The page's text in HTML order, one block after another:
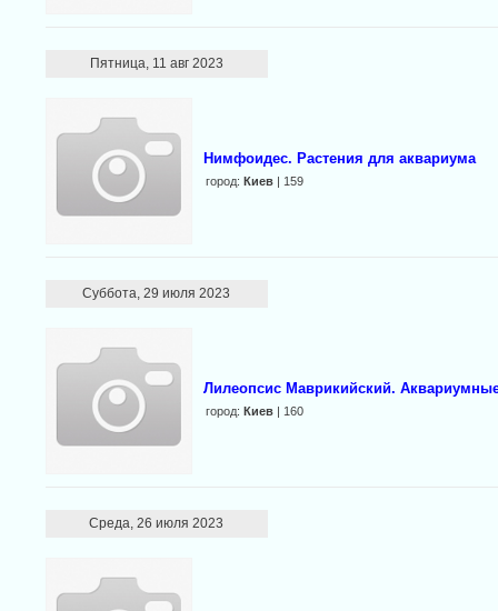
Пятница, 11 авг 2023
Нимфоидес. Растения для аквариума
город: Киев| 159
Суббота, 29 июля 2023
Лилеопсис Маврикийский.
город: Киев| 160
Среда, 26 июля 2023